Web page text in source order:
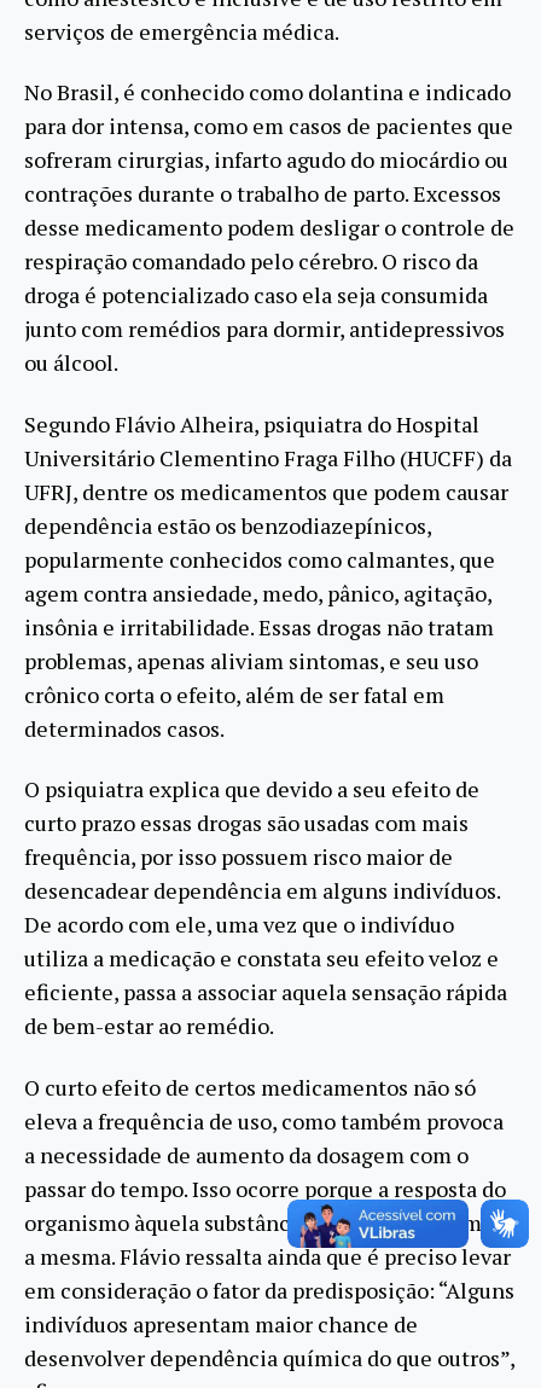
serviços de emergência médica.
No Brasil, é conhecido como dolantina e indicado
para dor intensa, como em casos de pacientes que
sofreram cirurgias, infarto agudo do miocárdio ou
contrações durante o trabalho de parto. Excessos
desse medicamento podem desligar o controle de
respiração comandado pelo cérebro. O risco da
droga é potencializado caso ela seja consumida
junto com remédios para dormir, antidepressivos
ou álcool.
Segundo Flávio Alheira, psiquiatra do Hospital
Universitário Clementino Fraga Filho (HUCFF) da
UFRJ, dentre os medicamentos que podem causar
dependência estão os benzodiazepínicos,
popularmente conhecidos como calmantes, que
agem contra ansiedade, medo, pânico, agitação,
insônia e irritabilidade. Essas drogas não tratam
problemas, apenas aliviam sintomas, e seu uso
crônico corta o efeito, além de ser fatal em
determinados casos.
O psiquiatra explica que devido a seu efeito de
curto prazo essas drogas são usadas com mais
frequência, por isso possuem risco maior de
desencadear dependência em alguns indivíduos.
De acordo com ele, uma vez que o indivíduo
utiliza a medicação e constata seu efeito veloz e
eficiente, passa a associar aquela sensação rápida
de bem-estar ao remédio.
O curto efeito de certos medicamentos não só
eleva a frequência de uso, como também provoca
a necessidade de aumento da dosagem com o
passar do tempo. Isso ocorre porque a resposta do
organismo àquela substância passa a não ser mais
a mesma. Flávio ressalta ainda que é preciso levar
em consideração o fator da predisposição: “Alguns
indivíduos apresentam maior chance de
desenvolver dependência química do que outros”,